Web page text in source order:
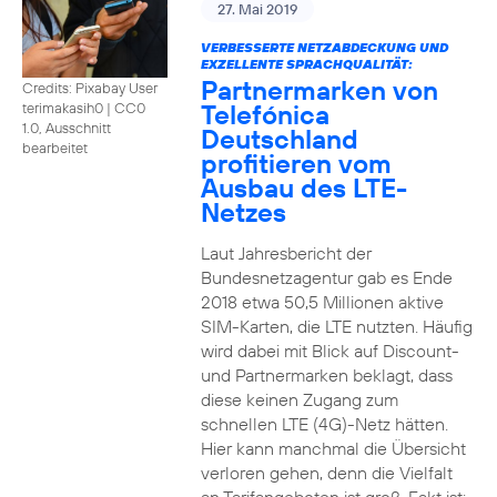
Credits: Pixabay User
terimakasih0 | CC0
1.0, Ausschnitt
bearbeitet
27. Mai 2019
VERBESSERTE NETZABDECKUNG UND
EXZELLENTE SPRACHQUALITÄT:
Partnermarken von
Telefónica
Deutschland
profitieren vom
Ausbau des LTE-
Netzes
Laut Jahresbericht der
Bundesnetzagentur gab es Ende
2018 etwa 50,5 Millionen aktive
SIM-Karten, die LTE nutzten. Häufig
wird dabei mit Blick auf Discount-
und Partnermarken beklagt, dass
diese keinen Zugang zum
schnellen LTE (4G)-Netz hätten.
Hier kann manchmal die Übersicht
verloren gehen, denn die Vielfalt